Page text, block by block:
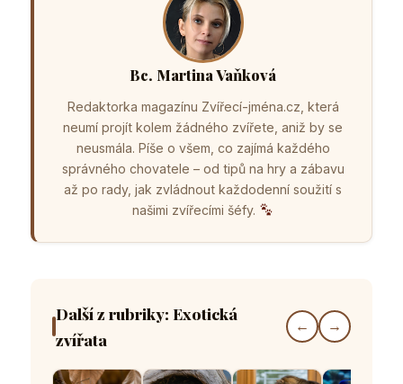
Bc. Martina Vaňková
Redaktorka magazínu Zvířecí-jména.cz, která
neumí projít kolem žádného zvířete, aniž by se
neusmála. Píše o všem, co zajímá každého
správného chovatele – od tipů na hry a zábavu
až po rady, jak zvládnout každodenní soužití s
našimi zvířecími šéfy.
Další z rubriky: Exotická
zvířata
← →